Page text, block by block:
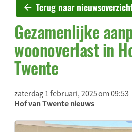
Terug naar
Gezamenlijke
woonoverlast in
Twente
zaterdag 1 februari, 2025 om 09:53
Hof van Twente nieuws